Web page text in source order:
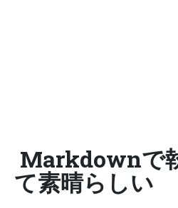
Markdownで
て素晴らしい